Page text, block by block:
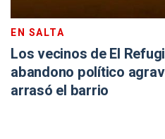
EN SALTA
Los vecinos de El
abandono político
arrasó el barrio